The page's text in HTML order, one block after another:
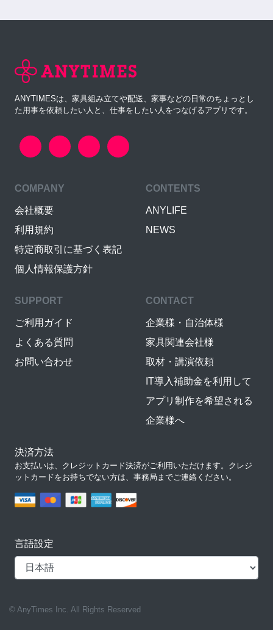
ANYTIMESは、家具組み立てや配送、家事などの日常のちょっとし
た用事を依頼したい人と、仕事をしたい人をつなげるアプリです。
COMPANY
会社概要
利用規約
特定商取引に基づく表記
個人情報保護方針
CONTENTS
ANYLIFE
NEWS
SUPPORT
ご利用ガイド
よくある質問
お問い合わせ
CONTACT
企業様・自治体様
家具関連会社様
取材・講演依頼
IT導入補助金を利用して
アプリ制作を希望される
企業様へ
決済方法
お支払いは、クレジットカード決済がご利用いただけます。クレジ
ットカードをお持ちでない方は、事務局までご連絡ください。
言語設定
© AnyTimes Inc. All Rights Reserved